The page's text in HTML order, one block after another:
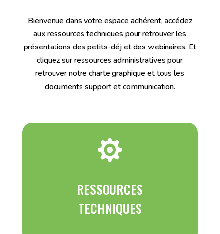
Bienvenue dans votre espace adhérent, accédez
aux ressources techniques pour retrouver les
présentations des petits-déj et des webinaires. Et
cliquez sur ressources administratives pour
retrouver notre charte graphique et tous les
documents support et communication.

RESSOURCES
TECHNIQUES